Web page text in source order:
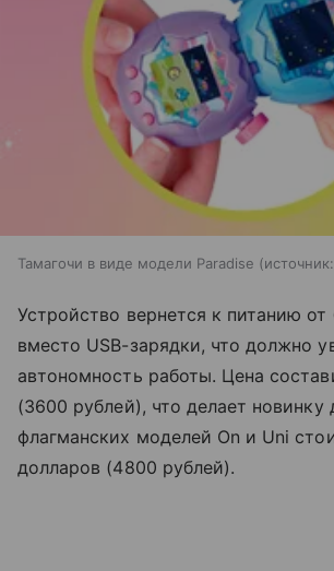
Тамагочи в виде модели Paradise источник:
Устройство вернется к питанию от
вместо USB-зарядки, что должно
автономность работы. Цена
(3600 рублей), что делает новинку
флагманских моделей On и Uni
долларов (4800 рублей).